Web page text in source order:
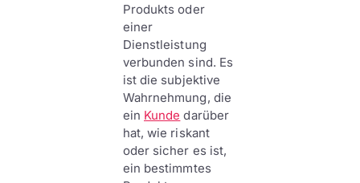
Produkts oder
einer
Dienstleistung
verbunden sind. Es
ist die subjektive
Wahrnehmung, die
ein Kunde darüber
hat, wie riskant
oder sicher es ist,
ein bestimmtes